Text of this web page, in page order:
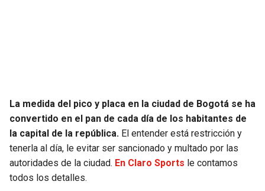
La medida del pico y placa en la ciudad de Bogotá se ha
convertido en el pan de cada día de los habitantes de
la capital de la república. El entender está restricción y
tenerla al día, le evitar ser sancionado y multado por las
autoridades de la ciudad. En Claro Sports le contamos
todos los detalles.